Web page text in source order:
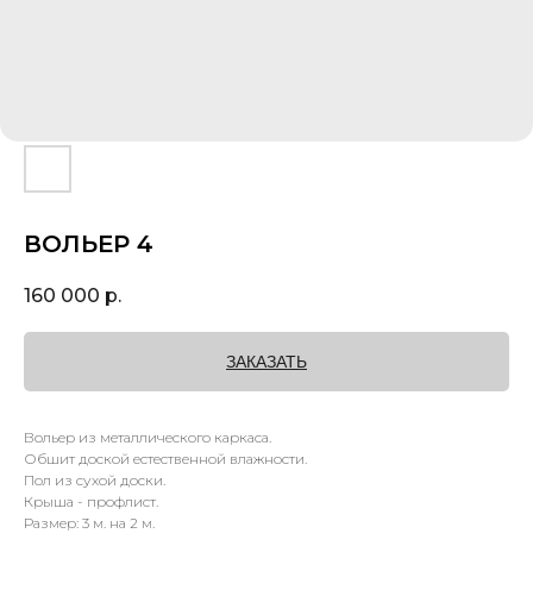
ВОЛЬЕР 4
160 000 р.
ЗАКАЗАТЬ
Вольер из металлического каркаса.
Обшит доской естественной влажности.
Пол из сухой доски.
Крыша - профлист.
Размер: 3 м. на 2 м.